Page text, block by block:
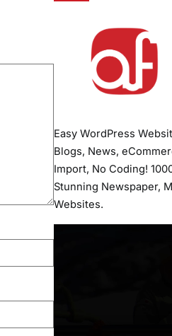
Easy WordPress
Blogs, News,
Import, No Coding!
Stunning Newspaper,
Websites.